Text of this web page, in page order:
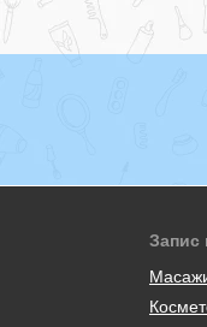
Запис